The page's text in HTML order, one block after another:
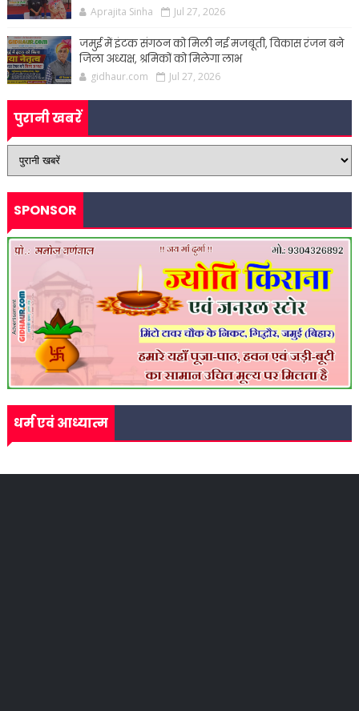
Aprajita Sinha Jul 27, 2026
जमुई में इंटक संगठन को मिली नई मजबूती, विकास रंजन बने
जिला अध्यक्ष, श्रमिकों को मिलेगा लाभ
gidhaur.com Jul 27, 2026
पुरानी खबरें
SPONSOR
धर्म एवं आध्यात्म